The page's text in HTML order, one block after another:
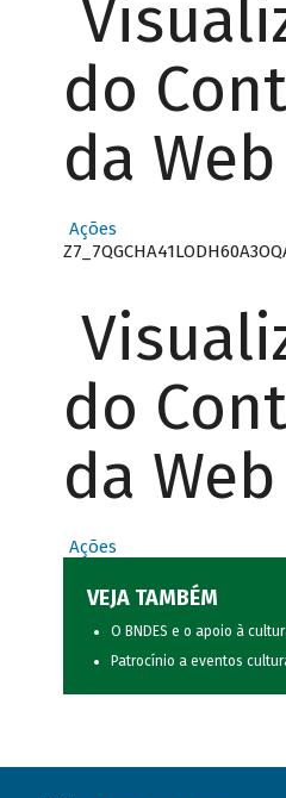
do
da Web
Ações
do
da Web
Ações
VEJA TAMBÉM
O BNDES e o apoio à
Patrocínio a eventos